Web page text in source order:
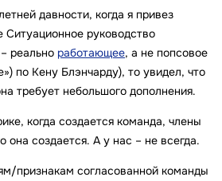
давности, когда я привез
руководство
реально работающее, а не попсовое
по Кену Блэнчарду), то увидел, что
требует небольшого дополнения.
когда создается команда, члены
она создается. А у нас – не всегда.
признакам согласованной команды